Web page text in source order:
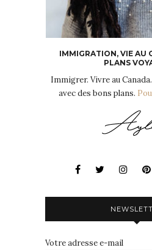
IMMIGRATION, VIE AU
PLANS
Immigrer. Vivre au
avec des bons plans.
Votre adresse e-mail